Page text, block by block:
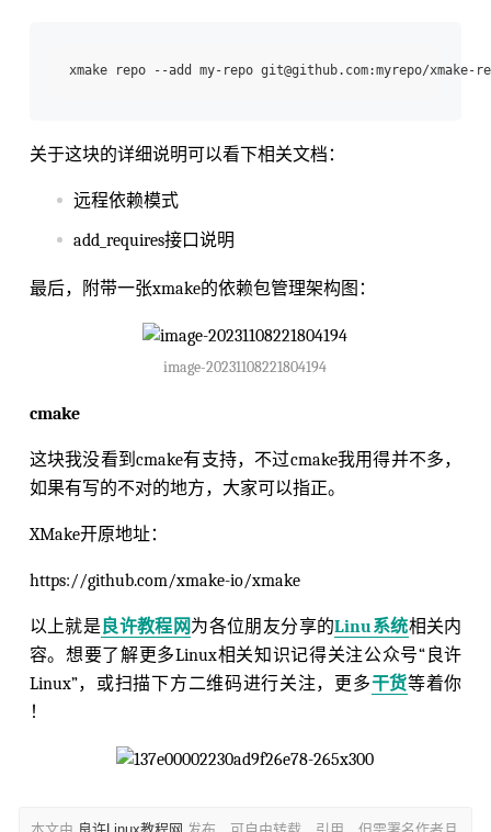
关于这块的详细说明可以看下相关文档：
远程依赖模式
add_requires接口说明
最后，附带一张xmake的依赖包管理架构图：
image-20231108221804194
cmake
这块我没看到cmake有支持，不过cmake我用得并不多，
如果有写的不对的地方，大家可以指正。
XMake开原地址：
https://github.com/xmake-io/xmake
以上就是良许教程网为各位朋友分享的Linu系统相关内
容。想要了解更多Linux相关知识记得关注公众号“良许
Linux”，或扫描下方二维码进行关注，更多干货等着你
！